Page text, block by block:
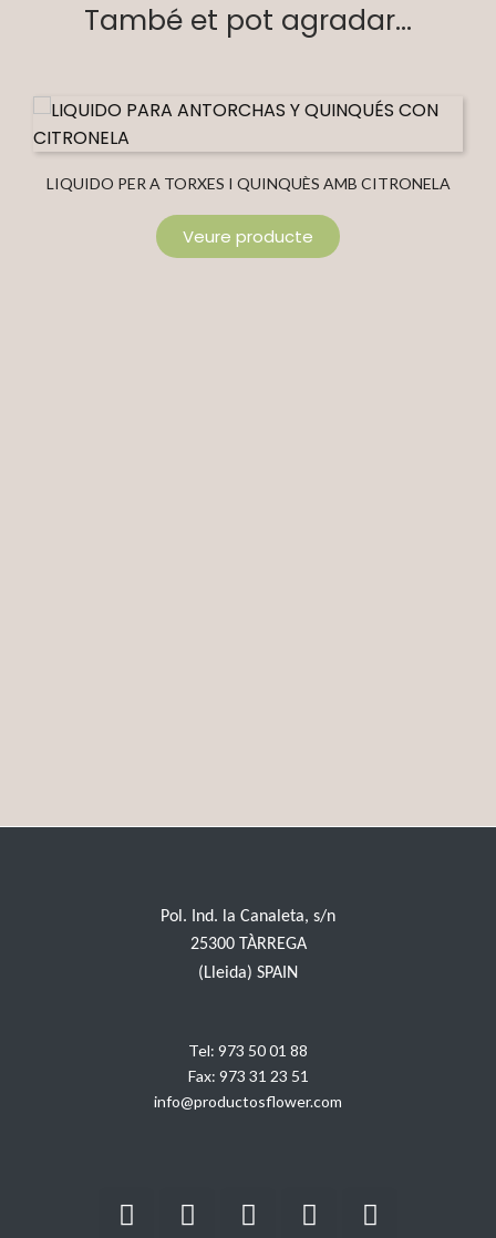
També et pot agradar...
LIQUIDO PER A TORXES I QUINQUÈS AMB CITRONELA
Veure producte
Pol. Ind. la Canaleta, s/n
25300 TÀRREGA
(Lleida) SPAIN
Tel: 973 50 01 88
Fax: 973 31 23 51
info@productosflower.com